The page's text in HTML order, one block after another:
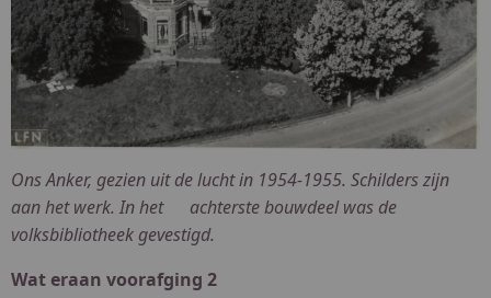
Ons Anker, gezien uit de lucht in 1954-1955. Schilders zijn
aan het werk. In het achterste bouwdeel was de
volksbibliotheek gevestigd.
Wat eraan voorafging 2